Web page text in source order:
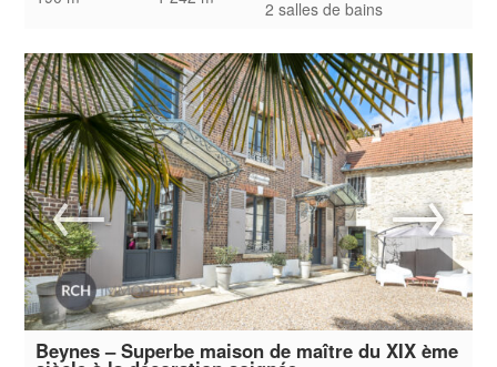
2 salles de bains
Beynes – Superbe maison de maître du XIX ème